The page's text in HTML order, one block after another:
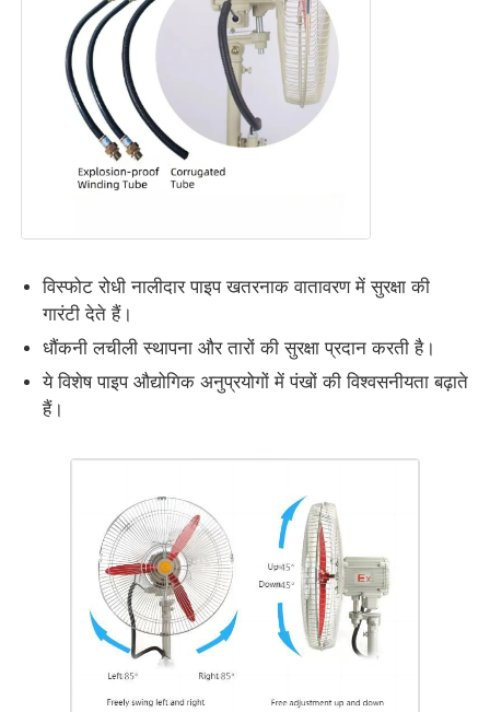
विस्फोट रोधी नालीदार पाइप खतरनाक वातावरण में सुरक्षा की
गारंटी देते हैं।
धौंकनी लचीली स्थापना और तारों की सुरक्षा प्रदान करती है।
ये विशेष पाइप औद्योगिक अनुप्रयोगों में पंखों की विश्वसनीयता बढ़ाते
हैं।